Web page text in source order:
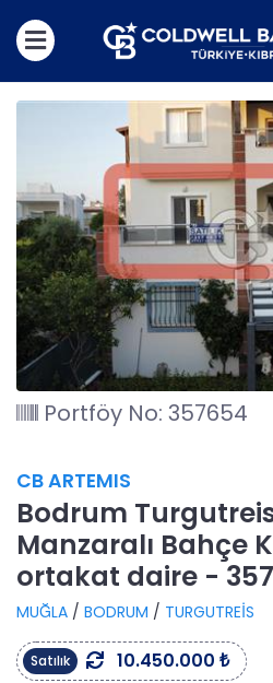
Portföy No: 357654
CB ARTEMIS
Bodrum
Manzaralı Bahçe
ortakat daire -
MUĞLA / BODRUM / TURGUTREİS
Satılık 10.450.000 ₺